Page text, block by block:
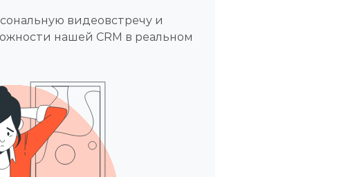
видеовстречу и
нашей CRM в реальном